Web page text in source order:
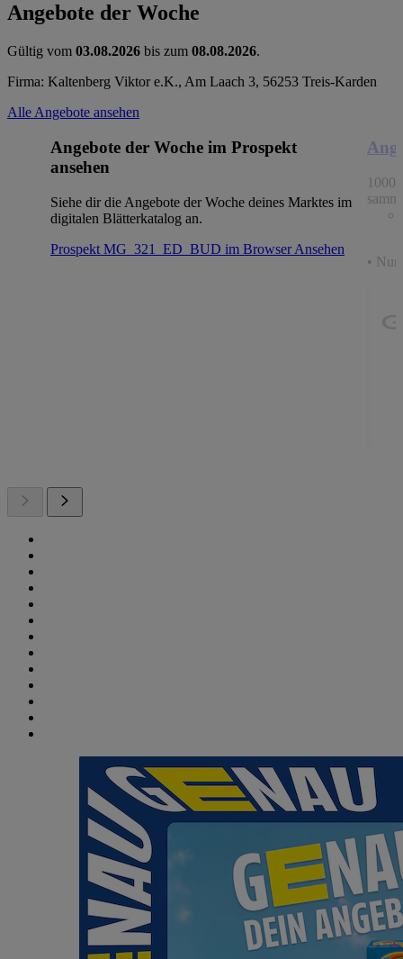
Angebote der Woche
Gültig vom 03.08.2026 bis zum 08.08.2026.
Firma: Kaltenberg Viktor e.K., Am Laach 3, 56253 Treis-Karden
Alle Angebote ansehen
Angebote der Woche im Prospekt
ansehen
Siehe dir die Angebote der Woche deines Marktes im
digitalen Blätterkatalog an.
Prospekt MG_321_ED_BUD im BrowserAnsehen
1000
• Nur